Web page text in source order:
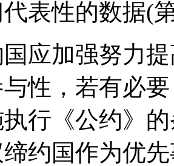
表性的数据(
应加强努力
性，若有必
行《公约》
约国作为优